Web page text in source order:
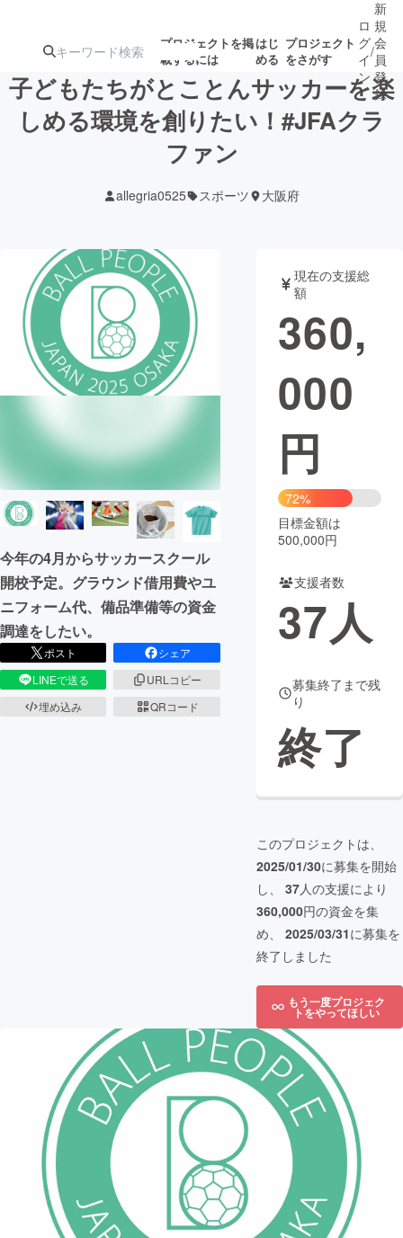
プロジェクトを掲
載するには
はじ
める
プロジェクト
をさがす
注目の新着プロ募集終了が近いプ
テクノロジー・ガジェット
映像・映画 書籍・雑誌
ビジネス・起業 チャレンジ
まちづくり・地域活性化
CAMPFIRE for Social Good CAMPFIRE Creation
CAMPFIREふるさと納税machi-ya コミュニティ
ロ
グ
イ
ン
/
新
規
会
員
登
録
子どもたちがとことんサッカーを楽
しめる環境を創りたい！#JFAクラ
ファン
allegria0525 スポーツ 大阪府
今年の4月からサッカースクール
開校予定。グラウンド借用費やユ
ニフォーム代、備品準備等の資金
調達をしたい。
ポスト
シェア
LINEで送る
URLコピー
埋め込み
QRコード
現在の支援総
額
360,
000
円
72%
目標金額は
500,000円
支援者数
37人
募集終了まで残
り
終了
このプロジェクトは、
2025/01/30に募集を開始
し、 37人の支援により
360,000円の資金を集
め、 2025/03/31に募集を
終了しました
もう一度プロジェク
トをやってほしい